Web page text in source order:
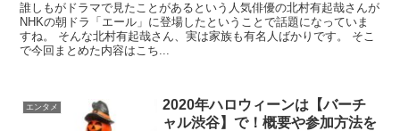
誰しもがドラマで見たことがあるという人気俳優の北村有起哉さんが
NHKの朝ドラ「エール」に登場したということで話題になっていま
すね。 そんな北村有起哉さん、実は家族も有名人ばかりです。 そこ
で今回まとめた内容はこち...
エンタメ
2020年ハロウィーンは【バーチ
ャル渋谷】で！概要や参加方法を